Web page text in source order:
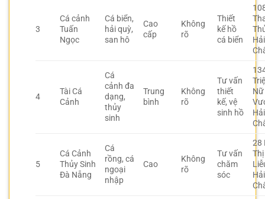
3
Cá cảnh
Tuấn
Ngọc
Cá biển,
hải quỳ,
san hô
Cao
cấp
Không
rõ
Thiết
kế hồ
cá biển
Hải
4
Tài Cá
Cảnh
Cá
cảnh đa
dạng,
thủy
sinh
Trung
bình
Không
rõ
Tư vấn
thiết
kế, vệ
sinh hồ
Nữ
Hải
5
Cá Cảnh
Thủy Sinh
Đà Nẵng
Cá
rồng, cá
ngoại
nhập
Cao
Không
rõ
Tư vấn
chăm
sóc
28
Thị
Hải